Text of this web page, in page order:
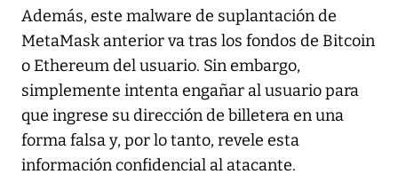
Además, este malware de suplantación de
MetaMask anterior va tras los fondos de Bitcoin
o Ethereum del usuario. Sin embargo,
simplemente intenta engañar al usuario para
que ingrese su dirección de billetera en una
forma falsa y, por lo tanto, revele esta
información confidencial al atacante.